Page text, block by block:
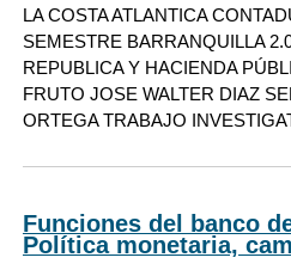
LA COSTA ATLANTICA
SEMESTRE BARRANQUILLA
REPUBLICA Y HACIENDA
FRUTO JOSE WALTER DIAZ
ORTEGA TRABAJO
Funciones del banco
Política monetaria,